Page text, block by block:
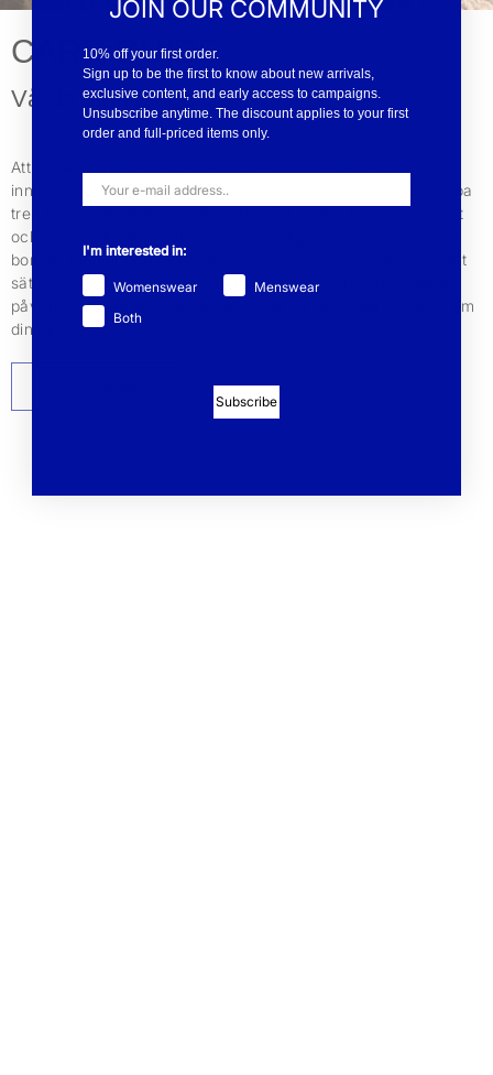
CARE GUIDE
Vårda dina plagg
Att kläder kan leva länge beror på en rad aspekter. För oss
innebär det att vi designar tidlösa plagg som inte följer snabba
trender. Det innebär också att att våra kläder har hög kvalitet
och är tillverkade i hållbara och naturliga material så som ull,
bomull, mohair och alpacka. Att ta hand om sina plagg på rätt
sätt kan förlänga livslängden med flera år och minska deras
påverkan på miljön. Följ vår guide till hur du bästa tar hand om
dina kläder.
JOIN OUR COMMUNITY
10% off your first order.
Sign up to be the first to know about new arrivals,
exclusive content, and early access to campaigns.
Unsubscribe anytime. The discount applies to your first
order and full-priced items only.
I'm interested in:
Womenswear
Menswear
Both
Subscribe